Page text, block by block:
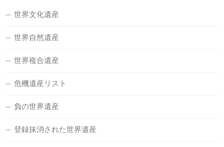
世界文化遺産
世界自然遺産
世界複合遺産
危機遺産リスト
負の世界遺産
登録抹消された世界遺産